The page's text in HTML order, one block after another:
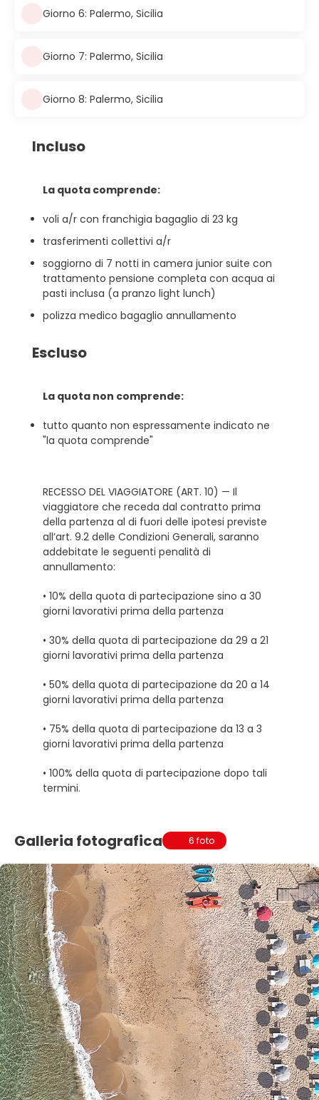
Giorno 6: Palermo, Sicilia
Giorno 7: Palermo, Sicilia
Giorno 8: Palermo, Sicilia
Incluso
La quota comprende:
voli a/r con franchigia bagaglio di 23 kg
trasferimenti collettivi a/r
soggiorno di 7 notti in camera junior suite con
trattamento pensione completa con acqua ai
pasti inclusa (a pranzo light lunch)
polizza medico bagaglio annullamento
Escluso
La quota non comprende:
tutto quanto non espressamente indicato ne
"la quota comprende"
RECESSO DEL VIAGGIATORE (ART. 10) — Il
viaggiatore che receda dal contratto prima
della partenza al di fuori delle ipotesi previste
all’art. 9.2 delle Condizioni Generali, saranno
addebitate le seguenti penalità di
annullamento:
• 10% della quota di partecipazione sino a 30
giorni lavorativi prima della partenza
• 30% della quota di partecipazione da 29 a 21
giorni lavorativi prima della partenza
• 50% della quota di partecipazione da 20 a 14
giorni lavorativi prima della partenza
• 75% della quota di partecipazione da 13 a 3
giorni lavorativi prima della partenza
• 100% della quota di partecipazione dopo tali
termini.
Galleria fotografica 6 foto